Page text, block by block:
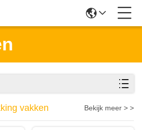
vakken Bekijk meer > >